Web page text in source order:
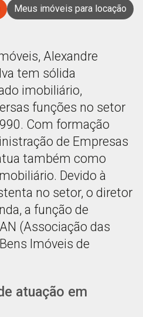
Meus imóveis para locação
Alexandre
tem sólida
imobiliário,
funções no setor
Com formação
de Empresas
também como
Devido à
no setor, o diretor
a função de
(Associação das
Imóveis de
atuação em